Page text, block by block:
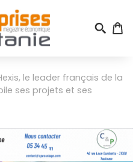
le leader français de la
ses projets et ses